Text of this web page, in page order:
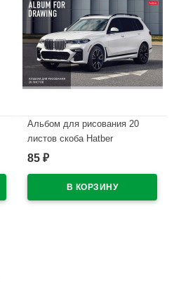
Альбом для рисования 20
листов скоба Hatber
Внедорожники ассорти арт
85 ₽